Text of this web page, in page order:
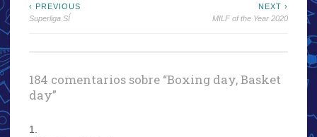
Navegación
‹ PREVIOUS
Superliga SÍ
NEXT ›
MILF of the Year 2020
184 comentarios sobre “Boxing day, Basket
day”